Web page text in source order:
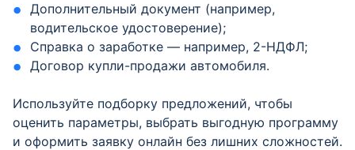
Дополнительный документ (например,
водительское удостоверение);
Справка о заработке — например, 2-НДФЛ;
Договор купли-продажи автомобиля.
Используйте подборку предложений, чтобы
оценить параметры, выбрать выгодную программу
и оформить заявку онлайн без лишних сложностей.